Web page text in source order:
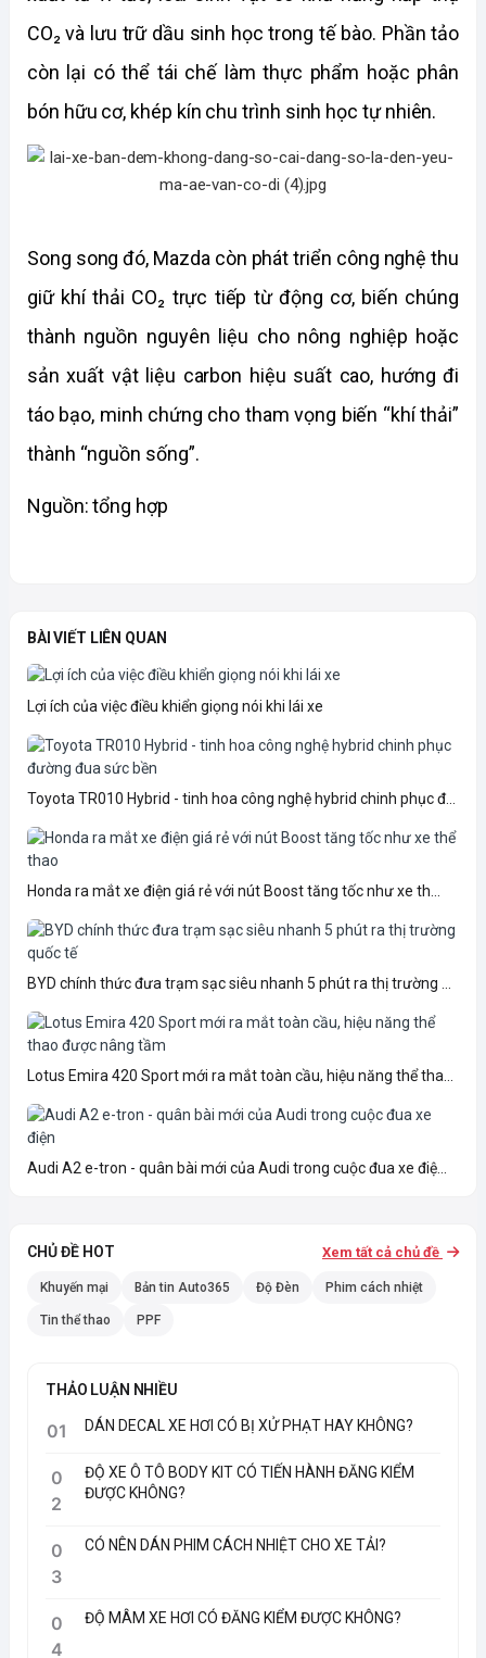
CO₂ và lưu trữ dầu sinh học trong tế bào. Phần tảo
còn lại có thể tái chế làm thực phẩm hoặc phân
bón hữu cơ, khép kín chu trình sinh học tự nhiên.
Song song đó, Mazda còn phát triển công nghệ thu
giữ khí thải CO₂ trực tiếp từ động cơ, biến chúng
thành nguồn nguyên liệu cho nông nghiệp hoặc
sản xuất vật liệu carbon hiệu suất cao, hướng đi
táo bạo, minh chứng cho tham vọng biến “khí thải”
thành “nguồn sống”.
Nguồn: tổng hợp
BÀI VIẾT LIÊN QUAN
Lợi ích của việc điều khiển giọng nói khi lái xe
Toyota TR010 Hybrid - tinh hoa công nghệ hybrid chinh phục đ...
Honda ra mắt xe điện giá rẻ với nút Boost tăng tốc như xe th...
BYD chính thức đưa trạm sạc siêu nhanh 5 phút ra thị trường ...
Lotus Emira 420 Sport mới ra mắt toàn cầu, hiệu năng thể tha...
Audi A2 e-tron - quân bài mới của Audi trong cuộc đua xe điệ...
CHỦ ĐỀ HOT Xem tất cả chủ đề
Khuyến mại Bản tin Auto365 Độ Đèn Phim cách nhiệt
Tin thể thao PPF
THẢO LUẬN NHIỀU
01 DÁN DECAL XE HƠI CÓ BỊ XỬ PHẠT HAY KHÔNG?
0
2
ĐỘ XE Ô TÔ BODY KIT CÓ TIẾN HÀNH ĐĂNG KIỂM
ĐƯỢC KHÔNG?
0
3
CÓ NÊN DÁN PHIM CÁCH NHIỆT CHO XE TẢI?
0
4
ĐỘ MÂM XE HƠI CÓ ĐĂNG KIỂM ĐƯỢC KHÔNG?